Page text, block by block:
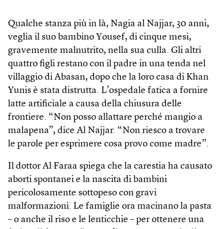
Qualche stanza più in là, Nagia al Najjar, 30 anni,
veglia il suo bambino Yousef, di cinque mesi,
gravemente malnutrito, nella sua culla. Gli altri
quattro figli restano con il padre in una tenda nel
villaggio di Abasan, dopo che la loro casa di Khan
Yunis è stata distrutta. L’ospedale fatica a fornire
latte artificiale a causa della chiusura delle
frontiere. “Non posso allattare perché mangio a
malapena”, dice Al Najjar. “Non riesco a trovare
le parole per esprimere cosa provo come madre”.
Il dottor Al Faraa spiega che la carestia ha causato
aborti spontanei e la nascita di bambini
pericolosamente sottopeso con gravi
malformazioni. Le famiglie ora macinano la pasta
– o anche il riso e le lenticchie – per ottenere una